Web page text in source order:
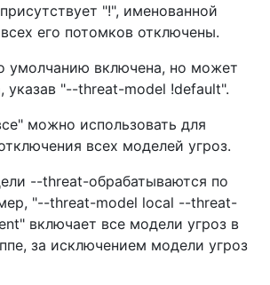
"!", именованной
его потомков отключены.
умолчанию включена, но может
указав "--threat-model !default".
можно использовать для
всех моделей угроз.
--threat-обрабатываются по
"--threat-model local --threat-
включает все модели угроз в
за исключением модели угроз